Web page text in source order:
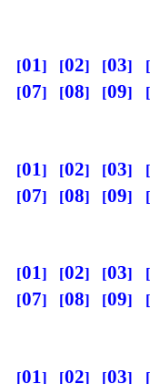
01 02 03
07
08 09
01 02 03
07
08 09
01 02 03
07
08 09
01 02 03